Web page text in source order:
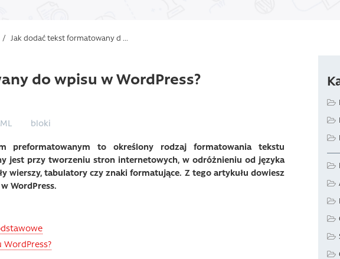
/ Jak dodać tekst formatowany d ...
do wpisu w WordPress?
bloki
preformatowanym to określony rodzaj formatowania tekstu
jest przy tworzeniu stron internetowych, w odróżnieniu od języka
wierszy, tabulatory czy znaki formatujące. Z tego artykułu dowiesz
WordPress.